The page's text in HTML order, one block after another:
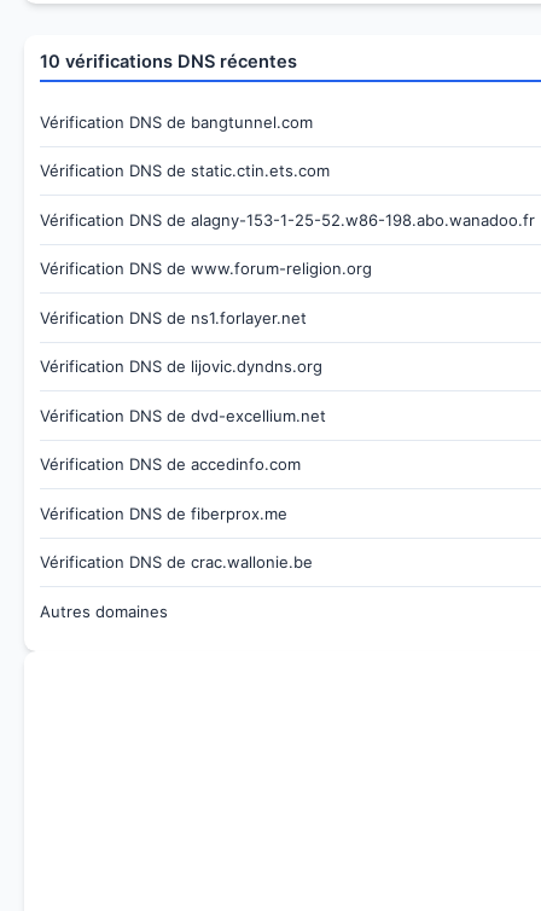
10 vérifications DNS récentes
Vérification DNS de bangtunnel.com
Vérification DNS de static.ctin.ets.com
Vérification DNS de alagny-153-1-25-52.w86-198.abo.wanadoo.fr
Vérification DNS de www.forum-religion.org
Vérification DNS de ns1.forlayer.net
Vérification DNS de lijovic.dyndns.org
Vérification DNS de dvd-excellium.net
Vérification DNS de accedinfo.com
Vérification DNS de fiberprox.me
Vérification DNS de crac.wallonie.be
Autres domaines